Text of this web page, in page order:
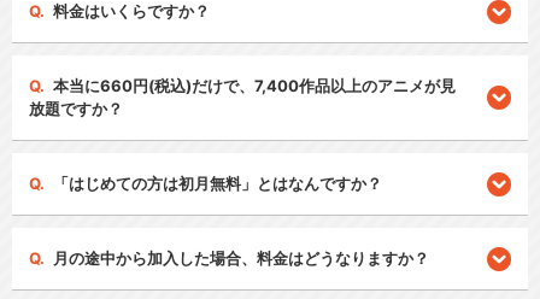
料金はいくらですか？
本当に660円(税込)だけで、7,400作品以上のアニメが見
放題ですか？
「はじめての方は初月無料」とはなんですか？
月の途中から加入した場合、料金はどうなりますか？